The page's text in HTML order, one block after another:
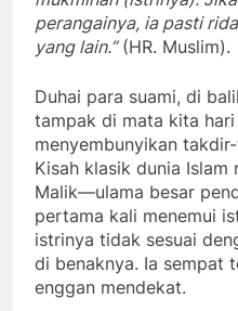
perangainya, ia pasti
yang lain.”(HR. Muslim).
Duhai para suami, di
tampak di mata kita
menyembunyikan
Kisah klasik dunia Islam
Malik—ulama besar
pertama kali menemui
istrinya tidak sesuai
di benaknya. Ia sempat
enggan mendekat.